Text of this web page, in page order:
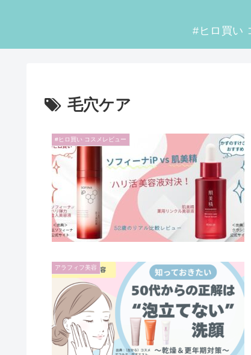
毛穴ケア
#ヒロ買い コスメレビュー
アラフィフ美容